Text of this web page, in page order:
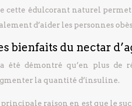
cette édulcorant naturel
d’aider les personnes
bienfaits du nectar
été démontré qu’en plus de
la quantité d’insuline.
principale raison en est que le